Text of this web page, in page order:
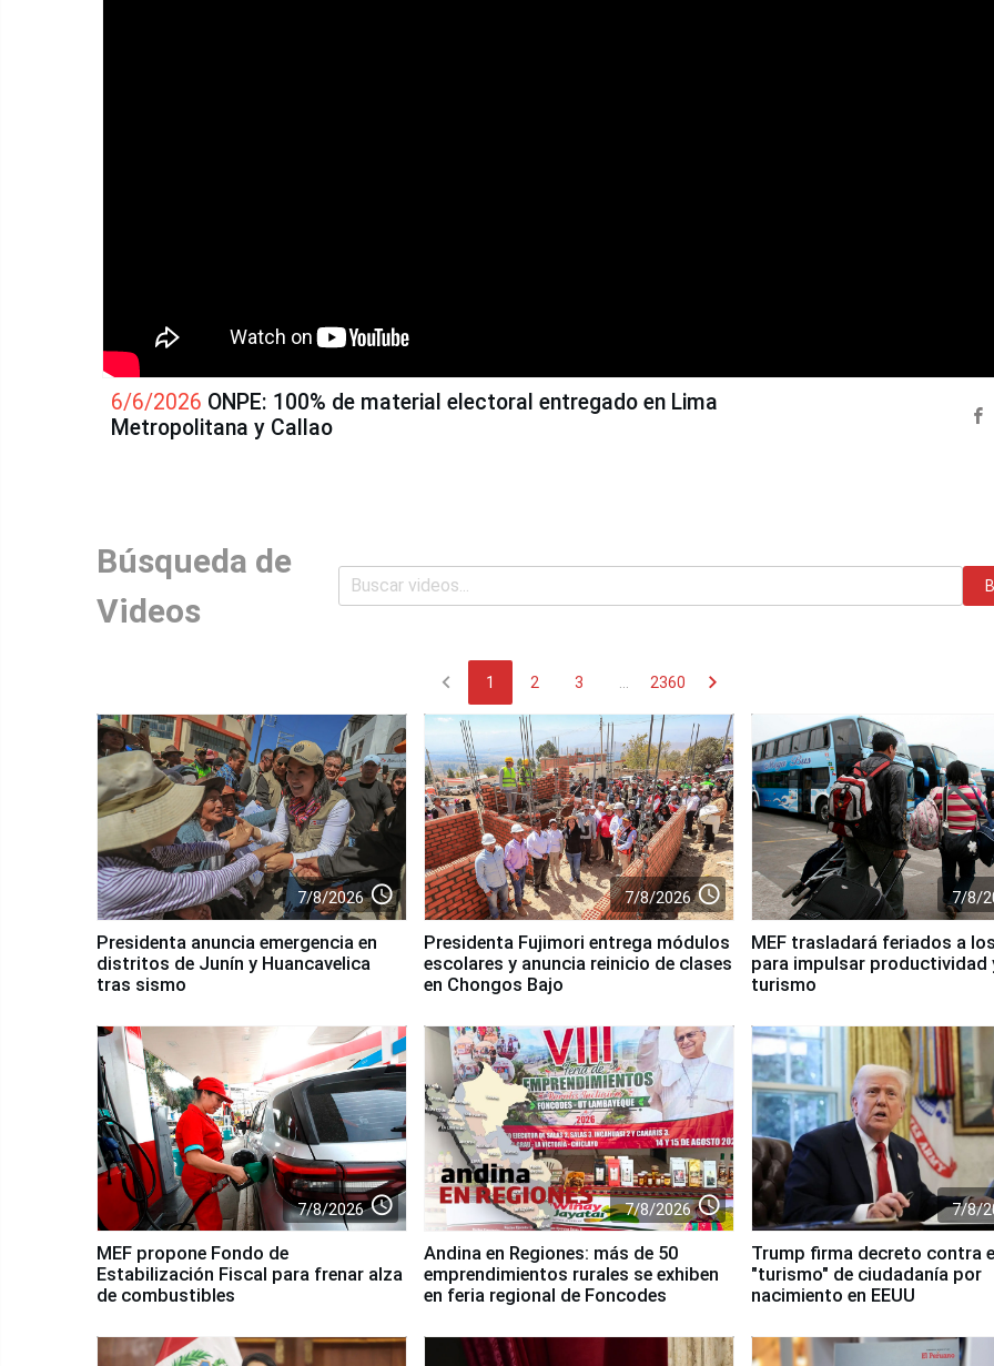
6/6/2026 ONPE: 100% de material electoral entregado en Lima
Metropolitana y Callao
Búsqueda de
Videos
chevron_left 1 2 3 ... 2360 chevron_right
7/8/2026 access_time
Presidenta anuncia emergencia en
distritos de Junín y Huancavelica
tras sismo
7/8/2026 access_time
Presidenta Fujimori entrega módulos
escolares y anuncia reinicio de clases
en Chongos Bajo
7/8/
MEF trasladará feriados a
para impulsar productividad
turismo
7/8/2026 access_time
MEF propone Fondo de
Estabilización Fiscal para frenar alza
de combustibles
7/8/2026 access_time
Andina en Regiones: más de 50
emprendimientos rurales se exhiben
en feria regional de Foncodes
7/8/
Trump firma decreto contra el
"turismo" de ciudadanía por
nacimiento en EEUU